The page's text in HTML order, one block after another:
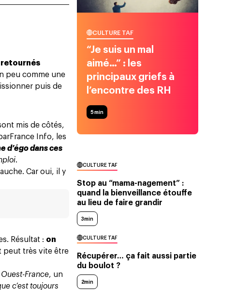
retournés
peu comme une
puis de
mis de côtés,
France Info, les
d’égo dans ces
.
Car oui, il y
Résultat : on
peut très vite être
Ouest-France, un
c’est toujours
CULTURE TAF
“Je suis un mal
aimé…” : les
principaux griefs à
l’encontre des RH
5min
CULTURE TAF
Stop au “mama-nagement” :
quand la bienveillance étouffe
au lieu de faire grandir
3min
CULTURE TAF
Récupérer… ça fait aussi partie
du boulot ?
2min